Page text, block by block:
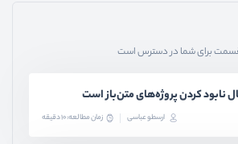
ارسطو عباسی زمان مطالعه: 10 دقیقه